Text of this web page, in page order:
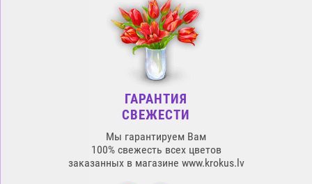
ГАРАНТИЯ
СВЕЖЕСТИ
Мы гарантируем Вам
100% свежесть всех цветов
заказанных в магазине www.krokus.lv